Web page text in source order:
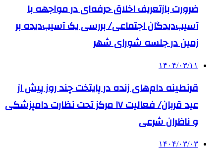
ضرورت بازتعریف اخلاق حرفه‌ای در مواجهه با
آسیب‌دیدگان اجتماعی/ بررسی یک آسیب‌دیده بر
زمین در جلسه شورای شهر
۱۴۰۴/۰۳/۱۱
قرنطینه دام‌های زنده در پایتخت چند روز پیش از
عید قربان/ فعالیت ۱۷ مرکز تحت نظارت دامپزشکی
و ناظران شرعی
۱۴۰۴/۰۳/۰۳